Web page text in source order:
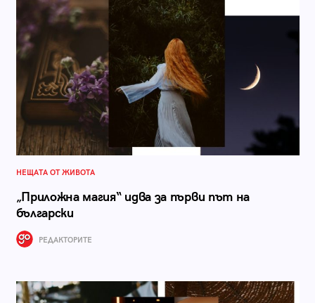
НЕЩАТА ОТ ЖИВОТА
„Приложна магия“ идва за първи път на
български
РЕДАКТОРИТЕ